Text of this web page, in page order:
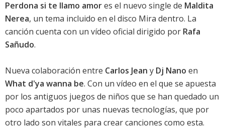
Perdona si te llamo amores el nuevo single de Maldita
Nerea, un tema incluido en el disco Mira dentro. La
canción cuenta con un vídeo oficial dirigido por Rafa
Sañudo.
Nueva colaboración entre Carlos Jean y Dj Nano en
What d'ya wanna be. Con un vídeo en el que se apuesta
por los antiguos juegos de niños que se han quedado un
poco apartados por unas nuevas tecnologías, que por
otro lado son vitales para crear canciones como esta.